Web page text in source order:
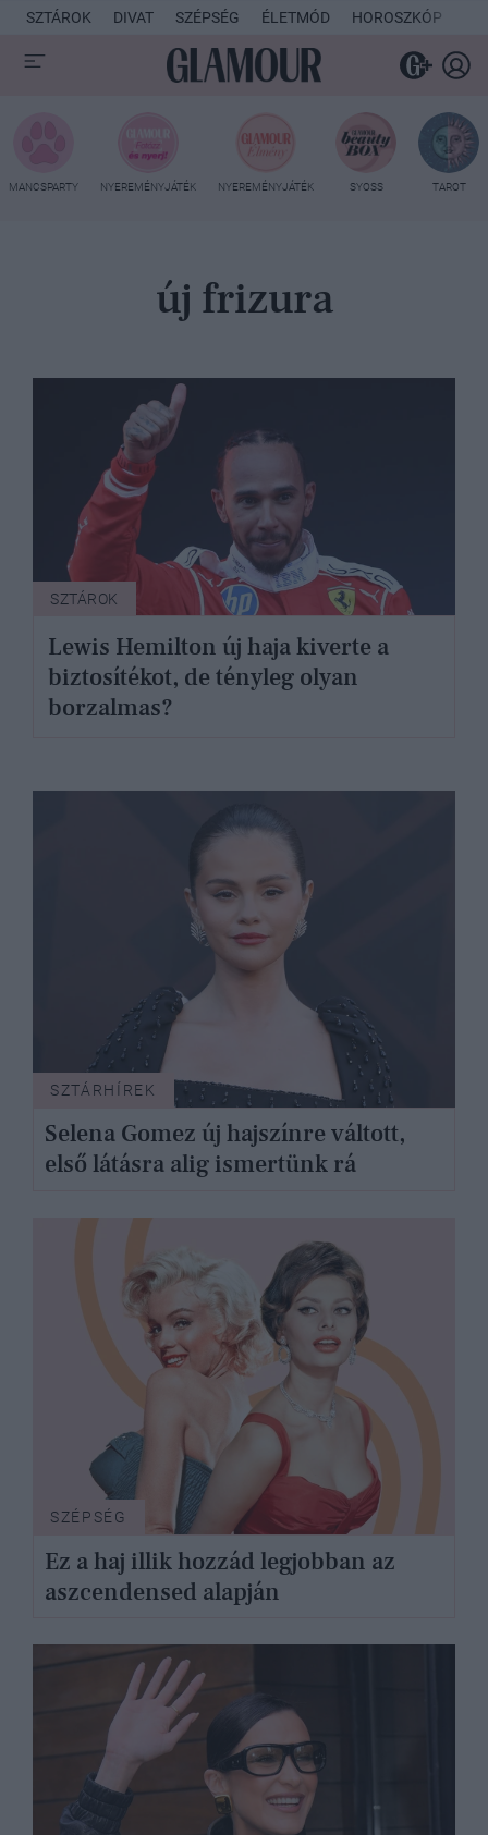
SZTÁROK DIVAT SZÉPSÉG ÉLETMÓD HOROSZKÓP
MANCSPARTY NYEREMÉNYJÁTÉK NYEREMÉNYJÁTÉK SYOSS TAROT
új frizura
SZTÁROK
Lewis Hemilton új haja kiverte a
biztosítékot, de tényleg olyan
borzalmas?
SZTÁRHÍREK
Selena Gomez új hajszínre váltott,
első látásra alig ismertünk rá
SZÉPSÉG
Ez a haj illik hozzád legjobban az
aszcendensed alapján